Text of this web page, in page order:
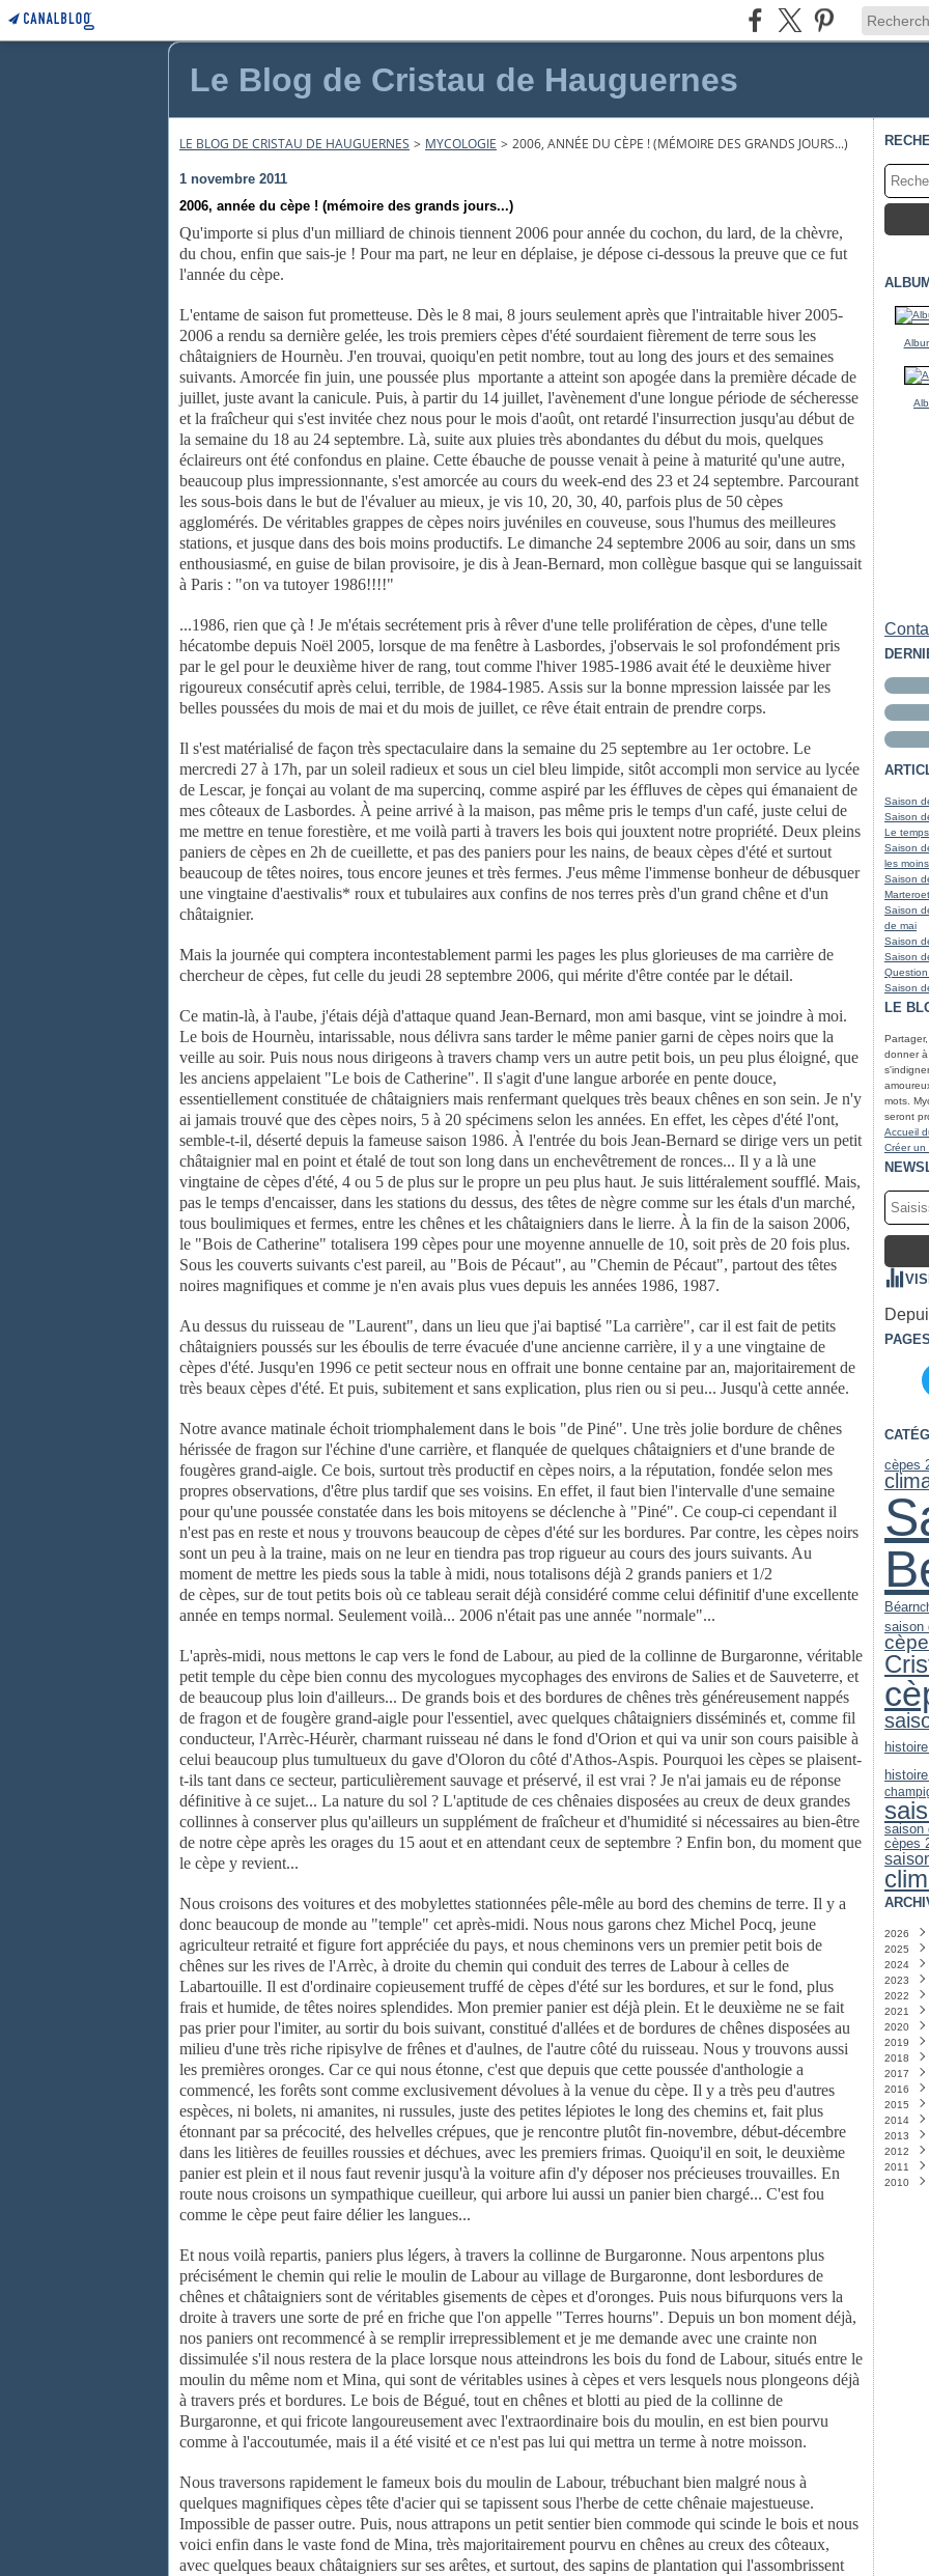
Le Blog de Cristau de Hauguernes
LE BLOG DE CRISTAU DE HAUGUERNES > MYCOLOGIE > 2006, ANNÉE DU CÈPE ! (MÉMOIRE DES GRANDS JOURS...)
1 novembre 2011
2006, année du cèpe ! (mémoire des grands jours...)
Qu'importe si plus d'un milliard de chinois tiennent 2006 pour année du cochon, du lard, de la chèvre,
du chou, enfin que sais-je ! Pour ma part, ne leur en déplaise, je dépose ci-dessous la preuve que ce fut
l'année du cèpe.
L'entame de saison fut prometteuse. Dès le 8 mai, 8 jours seulement après que l'intraitable hiver 2005-
2006 a rendu sa dernière gelée, les trois premiers cèpes d'été sourdaient fièrement de terre sous les
châtaigniers de Hournèu. J'en trouvai, quoiqu'en petit nombre, tout au long des jours et des semaines
suivants. Amorcée fin juin, une poussée plus mportante a atteint son apogée dans la première décade de
juillet, juste avant la canicule. Puis, à partir du 14 juillet, l'avènement d'une longue période de sécheresse
et la fraîcheur qui s'est invitée chez nous pour le mois d'août, ont retardé l'insurrection jusqu'au début de
la semaine du 18 au 24 septembre. Là, suite aux pluies très abondantes du début du mois, quelques
éclaireurs ont été confondus en plaine. Cette ébauche de pousse venait à peine à maturité qu'une autre,
beaucoup plus impressionnante, s'est amorcée au cours du week-end des 23 et 24 septembre. Parcourant
les sous-bois dans le but de l'évaluer au mieux, je vis 10, 20, 30, 40, parfois plus de 50 cèpes
agglomérés. De véritables grappes de cèpes noirs juvéniles en couveuse, sous l'humus des meilleures
stations, et jusque dans des bois moins productifs. Le dimanche 24 septembre 2006 au soir, dans un sms
enthousiasmé, en guise de bilan provisoire, je dis à Jean-Bernard, mon collègue basque qui se languissait
à Paris : "on va tutoyer 1986!!!!"
...1986, rien que çà ! Je m'étais secrétement pris à rêverd'une telle prolifération de cèpes, d'une telle
hécatombe depuis Noël 2005, lorsque de ma fenêtre à Lasbordes, j'observais le sol profondément pris
par le gel pour le deuxième hiver de rang, tout comme l'hiver 1985-1986 avait été le deuxième hiver
rigoureux consécutif après celui, terrible, de 1984-1985. Assis sur la bonne mpression laissée par les
belles poussées du mois de mai et du mois de juillet, ce rêve était entrain de prendre corps.
Il s'est matérialisé de façon très spectaculaire dans la semaine du 25 septembre au 1er octobre. Le
mercredi 27 à 17h, par un soleil radieux et sous un ciel bleu limpide, sitôt accompli mon service au lycée
de Lescar, je fonçai au volant de ma supercinq, comme aspiré par les éffluves de cèpes qui émanaient de
mes côteaux de Lasbordes. À peine arrivé à la maison, pas même pris le temps d'un café, juste celui de
me mettre en tenue forestière, et me voilà parti à travers les bois qui jouxtent notre propriété. Deux pleins
paniers de cèpes en 2h de cueillette, et pas des paniers pour les nains, de beaux cèpes d'été et surtout
beaucoup de têtes noires, tous encore jeunes et très fermes. J'eus même l'immense bonheur de débusquer
une vingtaine d'aestivalis* roux et tubulaires aux confins de nos terres près d'un grand chêne et d'un
châtaignier.
Mais la journée qui comptera incontestablement parmi les pages les plus glorieuses de ma carrière de
chercheur de cèpes, fut celle du jeudi 28 septembre 2006, qui mérite d'être contée par le détail.
Ce matin-là, à l'aube, j'étais déjà d'attaque quand Jean-Bernard, mon ami basque, vint se joindre à moi.
Le bois de Hournèu, intarissable, nous délivra sans tarder le même panier garni de cèpes noirs que la
veille au soir. Puis nous nous dirigeons à travers champ vers un autre petit bois, un peu plus éloigné, que
les anciens appelaient "Le bois de Catherine". Il s'agit d'une langue arborée en pente douce,
essentiellement constituée de châtaigniers mais renfermant quelques très beaux chênes en son sein. Je n'y
ai jamais trouvé que des cèpes noirs, 5 à 20 spécimens selon les années. En effet, les cèpes d'été l'ont,
semble-t-il, déserté depuis la fameuse saison 1986. À l'entrée du bois Jean-Bernard se dirige vers un petit
châtaignier mal en point et étalé de tout son long dans un enchevêtrement de ronces... Il y a là une
vingtaine de cèpes d'été, 4 ou 5 de plus sur le propre un peu plus haut. Je suis littéralement soufflé. Mais,
pas le temps d'encaisser, dans les stations du dessus, des têtes de nègre comme sur les étals d'un marché,
tous boulimiques et fermes, entre les chênes et les châtaigniers dans le lierre. À la fin de la saison 2006,
le "Bois de Catherine" totalisera 199 cèpes pour une moyenne annuelle de 10, soit près de 20 fois plus.
Sous les couverts suivants c'est pareil, au "Bois de Pécaut", au "Chemin de Pécaut", partout des têtes
noires magnifiques et comme je n'en avais plus vues depuis les années 1986, 1987.
Au dessus du ruisseau de "Laurent", dans un lieu que j'ai baptisé "La carrière", car il est fait de petits
châtaigniers poussés sur les éboulis de terre évacuée d'une ancienne carrière, il y a une vingtaine de
cèpes d'été. Jusqu'en 1996 ce petit secteur nous en offrait une bonne centaine par an, majoritairement de
très beaux cèpes d'été. Et puis, subitement et sans explication, plus rien ou si peu... Jusqu'à cette année.
Notre avance matinale échoit triomphalement dans le bois "de Piné". Une très jolie bordure de chênes
hérissée de fragon sur l'échine d'une carrière, et flanquée de quelques châtaigniers et d'une brande de
fougères grand-aigle. Ce bois, surtout très productif en cèpes noirs, a la réputation, fondée selon mes
propres observations, d'être plus tardif que ses voisins. En effet, il faut bien l'intervalle d'une semaine
pour qu'une poussée constatée dans les bois mitoyens se déclenche à "Piné". Ce coup-ci cependant il
n'est pas en reste et nous y trouvons beaucoup de cèpes d'été sur les bordures. Par contre, les cèpes noirs
sont un peu à la traine, mais on ne leur en tiendra pas trop rigueur au cours des jours suivants. Au
moment de mettre les pieds sous la table à midi, nous totalisons déjà 2 grands paniers et 1/2
de cèpes, sur de tout petits bois où ce tableau serait déjà considéré comme celui définitif d'une excellente
année en temps normal. Seulement voilà... 2006 n'était pas une année "normale"...
L'après-midi, nous mettons le cap vers le fond de Labour, au pied de la collinne de Burgaronne, véritable
petit temple du cèpe bien connu des mycologues mycophages des environs de Salies et de Sauveterre, et
de beaucoup plus loin d'ailleurs... De grands bois et des bordures de chênes très généreusement nappés
de fragon et de fougère grand-aigle pour l'essentiel, avec quelques châtaigniers disséminés et, comme fil
conducteur, l'Arrèc-Héurèr, charmant ruisseau né dans le fond d'Orion et qui va unir son cours paisible à
celui beaucoup plus tumultueux du gave d'Oloron du côté d'Athos-Aspis. Pourquoi les cèpes se plaisent-
t-ils tant dans ce secteur, particulièrement sauvage et préservé, il est vrai ? Je n'ai jamais eu de réponse
définitive à ce sujet... La nature du sol ? L'aptitude de ces chênaies disposées au creux de deux grandes
collinnes à conserver plus qu'ailleurs un supplément de fraîcheuret d'humidité si nécessaires au bien-être
de notre cèpe après les orages du 15 aout et en attendant ceux de septembre ? Enfin bon, du moment que
le cèpe y revient...
Nous croisons des voitures et des mobylettes stationnées pêle-mêle au bord des chemins de terre. Il y a
donc beaucoup de monde au "temple" cet après-midi. Nous nous garons chez Michel Pocq, jeune
agriculteur retraité et figure fort appréciée du pays, et nous cheminons vers un premier petit bois de
chênes surles rives de l'Arrèc, à droite du chemin qui conduit des terres de Labour à celles de
Labartouille. Il est d'ordinaire copieusement truffé de cèpes d'été sur les bordures, et sur le fond, plus
frais et humide, de têtes noires splendides. Mon premier panier est déjà plein. Et le deuxième ne se fait
pas prier pour l'imiter, au sortir du bois suivant, constitué d'allées et de bordures de chênes disposées au
milieu d'une très riche ripisylve de frênes et d'aulnes, de l'autre côté du ruisseau. Nous y trouvons aussi
les premières oronges. Car ce qui nous étonne, c'est que depuis que cette poussée d'anthologie a
commencé, les forêts sont comme exclusivement dévolues à la venue du cèpe. Il y a très peu d'autres
espèces, ni bolets, ni amanites, ni russules, juste des petites lépiotes le long des chemins et, fait plus
étonnant par sa précocité, des helvelles crépues, que je rencontre plutôt fin-novembre, début-décembre
dans les litières de feuilles roussies et déchues, avec les premiers frimas. Quoiqu'il en soit, le deuxième
panier est plein et il nous faut revenir jusqu'à la voiture afin d'y déposer nos précieuses trouvailles. En
route nous croisons un sympathique cueilleur, qui arbore lui aussi un panierbien chargé... C'est fou
comme le cèpe peut faire délier les langues...
Et nous voilà repartis, paniers plus légers, à travers la collinne de Burgaronne. Nous arpentons plus
précisément le chemin qui relie le moulin de Labour au village de Burgaronne, dont lesbordures de
chênes et châtaigniers sont de véritables gisements de cèpes et d'oronges. Puis nous bifurquons vers la
droite à travers une sorte de pré en friche que l'on appelle "Terres hourns". Depuis un bon moment déjà,
nos paniers ont recommencé à se remplir irrepressiblement et je me demande avec une crainte non
dissimulée s'il nous restera de la place lorsque nous atteindrons les bois du fond de Labour, situés entre le
moulin du même nom et Mina, qui sont de véritables usines à cèpes et vers lesquels nous plongeons déjà
à travers prés et bordures. Le bois de Bégué, tout en chênes et blotti au pied de la collinne de
Burgaronne, et qui fricote langoureusement avec l'extraordinaire bois du moulin, en est bien pourvu
comme à l'accoutumée, mais il a été visité et ce n'est pas lui qui mettra un terme à notre moisson.
Nous traversons rapidement le fameux bois du moulin de Labour, trébuchant bien malgré nous à
quelques magnifiques cèpes tête d'acier qui se tapissent sous l'herbe de cette chênaie majestueuse.
Impossible de passer outre. Puis, nous attrapons un petit sentierbien commode qui scinde le bois et nous
voici enfin dans le vaste fond de Mina, très majoritairement pourvu en chênes au creux des côteaux,
avec quelques beaux châtaigniers sur ses arêtes, et surtout, des sapins de plantation qui l'assombrissent
Saison
Saison
Le
Saison
les
Saison
Saison
de mai
Saison
Saison
Saison
LE
donner à
mots.
seront
Accueil
Créer un
PAGES
cèpes
Béarn
saison
saison
cèpes
2026
Juin
2025
Août
Juillet
2024
Juillet
Juin
Mars
2023
Août
Juillet
Juin
Mai
Mars
2022
Août
Juillet
Juin
Mai
Avril
2021
Août
Juin
Mai
Avril
2020
Août
Juillet
Mai
Mars
2019
Août
Juillet
Juin
Avril
2018
Août
Juillet
Juin
Mai
Mars
2017
Août
Juillet
Juin
2016
Août
Juillet
Juin
2015
Août
Juillet
2014
Août
2013
2012
2011
2010